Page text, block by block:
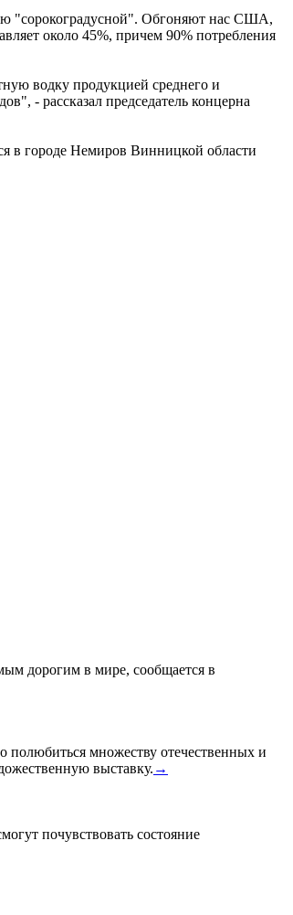
"сорокоградусной". Обгоняют нас США,
около 45%, причем 90% потребления
водку продукцией среднего и
- рассказал председатель концерна
в городе Немиров Винницкой области
дорогим в мире, сообщается в
полюбиться множеству отечественных и
выставку. →
почувствовать состояние